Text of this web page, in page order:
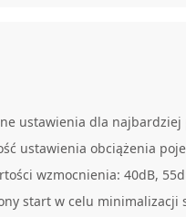
ustawienia dla
ustawienia obciążenia
wzmocnienia: 40dB,
start w celu minimalizacji